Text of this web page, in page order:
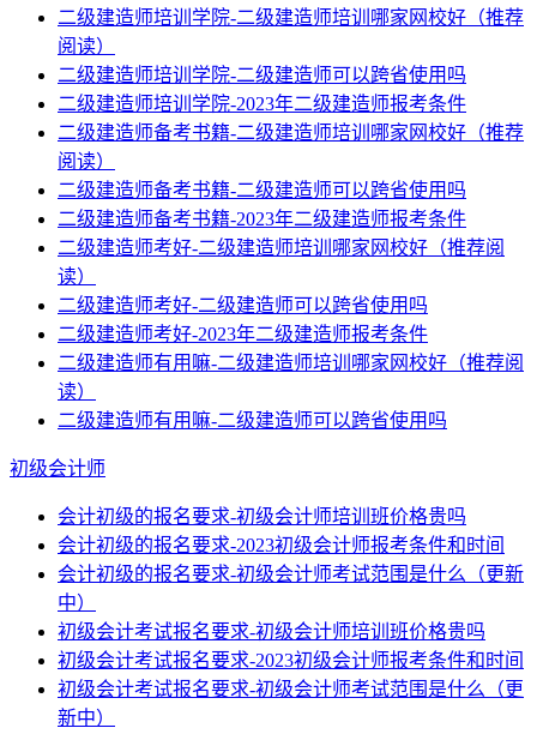
二级建造师培训学院-二级建造师培训哪家网校好（推荐
阅读）
二级建造师培训学院-二级建造师可以跨省使用吗
二级建造师培训学院-2023年二级建造师报考条件
二级建造师备考书籍-二级建造师培训哪家网校好（推荐
阅读）
二级建造师备考书籍-二级建造师可以跨省使用吗
二级建造师备考书籍-2023年二级建造师报考条件
二级建造师考好-二级建造师培训哪家网校好（推荐阅
读）
二级建造师考好-二级建造师可以跨省使用吗
二级建造师考好-2023年二级建造师报考条件
二级建造师有用嘛-二级建造师培训哪家网校好（推荐阅
读）
二级建造师有用嘛-二级建造师可以跨省使用吗
初级会计师
会计初级的报名要求-初级会计师培训班价格贵吗
会计初级的报名要求-2023初级会计师报考条件和时间
会计初级的报名要求-初级会计师考试范围是什么（更新
中）
初级会计考试报名要求-初级会计师培训班价格贵吗
初级会计考试报名要求-2023初级会计师报考条件和时间
初级会计考试报名要求-初级会计师考试范围是什么（更
新中）